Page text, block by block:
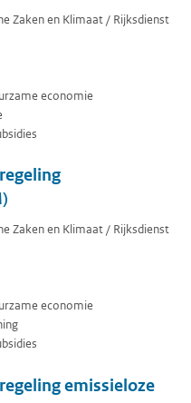
Zaken en Klimaat / Rijksdienst
economie
Zaken en Klimaat / Rijksdienst
economie
emissieloze